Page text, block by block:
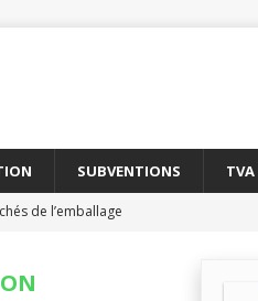
SUBVENTIONS
de l’emballage
des